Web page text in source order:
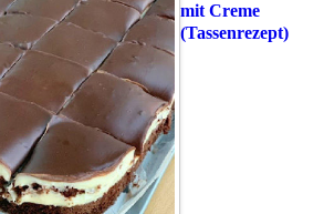
mit Creme
(Tassenrezept)